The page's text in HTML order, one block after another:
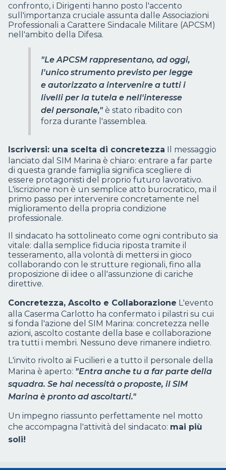
confronto, i Dirigenti hanno posto l'accento
sull'importanza cruciale assunta dalle Associazioni
Professionali a Carattere Sindacale Militare (APCSM)
nell'ambito della Difesa.
"Le APCSM rappresentano, ad oggi,
l'unico strumento previsto per legge
e autorizzato a intervenire a tutti i
livelli per la tutela e nell'interesse
del personale," è stato ribadito con
forza durante l'assemblea.
Iscriversi: una scelta di concretezza Il messaggio
lanciato dal SIM Marina è chiaro: entrare a far parte
di questa grande famiglia significa scegliere di
essere protagonisti del proprio futuro lavorativo.
L'iscrizione non è un semplice atto burocratico, ma il
primo passo per intervenire concretamente nel
miglioramento della propria condizione
professionale.
Il sindacato ha sottolineato come ogni contributo sia
vitale: dalla semplice fiducia riposta tramite il
tesseramento, alla volontà di mettersi in gioco
collaborando con le strutture regionali, fino alla
proposizione di idee o all'assunzione di cariche
direttive.
Concretezza, Ascolto e Collaborazione L'evento
alla Caserma Carlotto ha confermato i pilastri su cui
si fonda l'azione del SIM Marina: concretezza nelle
azioni, ascolto costante della base e collaborazione
tra tutti i membri. Nessuno deve rimanere indietro.
L'invito rivolto ai Fucilieri e a tutto il personale della
Marina è aperto: "Entra anche tu a far parte della
squadra. Se hai necessità o proposte, il SIM
Marina è pronto ad ascoltarti."
Un impegno riassunto perfettamente nel motto
che accompagna l'attività del sindacato: mai più
soli!